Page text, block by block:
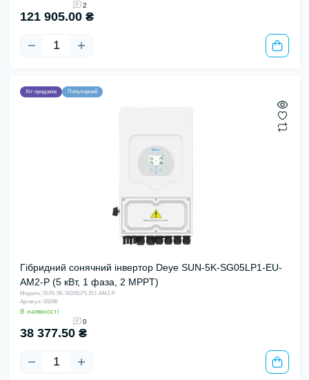
2
121 905.00 ₴
Хіт продажів Популярний
Гібридний сонячний інвертор Deye SUN-5K-SG05LP1-EU-
AM2-P (5 кВт, 1 фаза, 2 MPPT)
Модель: SUN-5K-SG05LP1-EU-AM2-P
Артикул: 00298
В наявності
0
38 377.50 ₴